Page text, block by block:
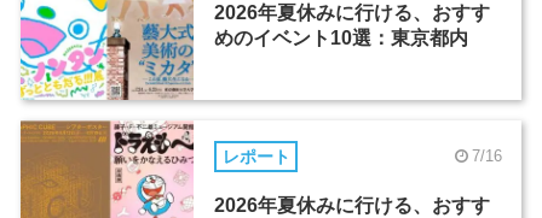
2026年夏休みに行ける、おすす
めのイベント10選：東京都内
レポート 7/16
2026年夏休みに行ける、おすす